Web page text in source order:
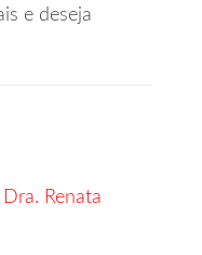
e deseja
Renata